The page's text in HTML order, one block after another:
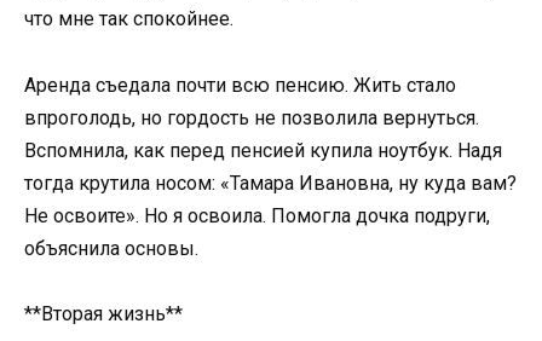
что мне так спокойнее.
Аренда съедала почти всю пенсию. Жить стало
впроголодь, но гордость не позволила вернуться.
Вспомнила, как перед пенсией купила ноутбук. Надя
тогда крутила носом: «Тамара Ивановна, ну куда вам?
Не освоите». Но я освоила. Помогла дочка подруги,
объяснила основы.
**Вторая жизнь**